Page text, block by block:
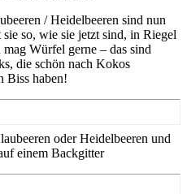
/ Heidelbeeren sind nun
so, wie sie jetzt sind, in Riegel
Würfel gerne – das sind
die schön nach Kokos
Biss haben!